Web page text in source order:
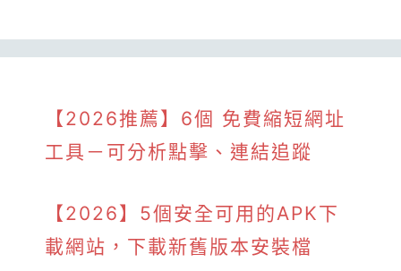
【2026推薦】6個 免費縮短網址
工具－可分析點擊、連結追蹤
【2026】5個安全可用的APK下
載網站，下載新舊版本安裝檔